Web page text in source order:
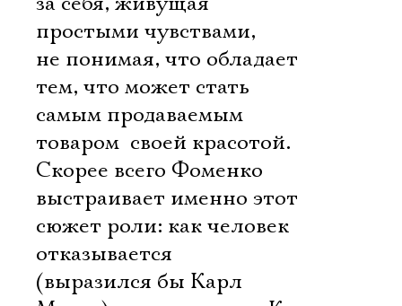
простыми чувствами,
не понимая, что обладает
тем, что может стать
самым продаваемым
товаром  своей красотой.
Скорее всего Фоменко
выстраивает именно этот
сюжет роли: как человек
отказывается
(выразился бы Карл